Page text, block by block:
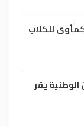
للكلاب
يقر